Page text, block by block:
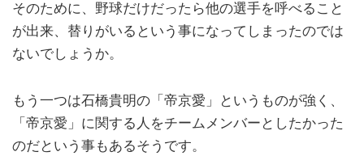
そのために、野球だけだったら他の選手を呼べること
が出来、替りがいるという事になってしまったのでは
ないでしょうか。
もう一つは石橋貴明の「帝京愛」というものが強く、
「帝京愛」に関する人をチームメンバーとしたかった
のだという事もあるそうです。